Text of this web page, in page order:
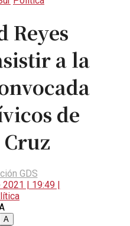
Reyes
a la
de
Cruz
GDS
| 19:49 |
A